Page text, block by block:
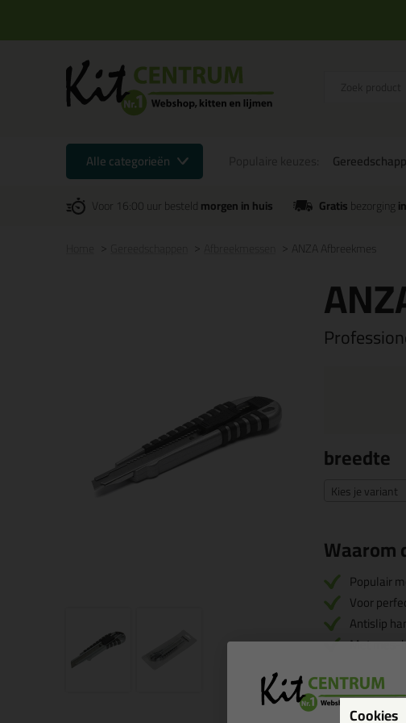
Alle categorieën
Voor 16:00 uur besteldmorgen in huis Gratisbezorging
ANZA Afbreekmes
breedte
Kies je variant
Waarom
Populair
Voor
Antislip
Met mes-
Cookies